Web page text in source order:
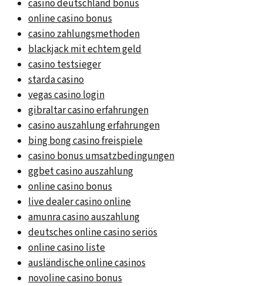
casino deutschland bonus
online casino bonus
casino zahlungsmethoden
blackjack mit echtem geld
casino testsieger
starda casino
vegas casino login
gibraltar casino erfahrungen
casino auszahlung erfahrungen
bing bong casino freispiele
casino bonus umsatzbedingungen
ggbet casino auszahlung
online casino bonus
live dealer casino online
amunra casino auszahlung
deutsches online casino seriös
online casino liste
ausländische online casinos
novoline casino bonus